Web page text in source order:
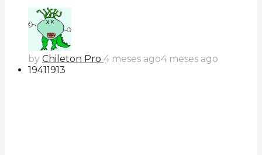
by Chileton Pro 4 meses ago4 meses ago
19411913